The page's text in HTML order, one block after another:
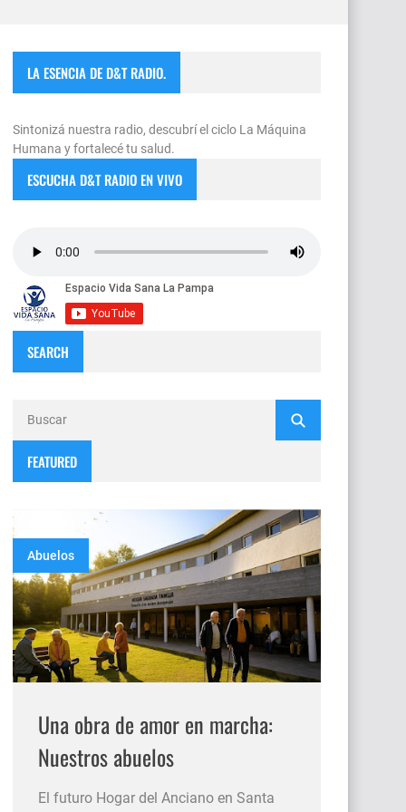
LA ESENCIA DE D&T RADIO.
Sintonizá nuestra radio, descubrí el ciclo La Máquina
Humana y fortalecé tu salud.
ESCUCHA D&T RADIO EN VIVO
SEARCH
FEATURED
Abuelos
Una obra de amor en marcha:
Nuestros abuelos
El futuro Hogar del Anciano en Santa